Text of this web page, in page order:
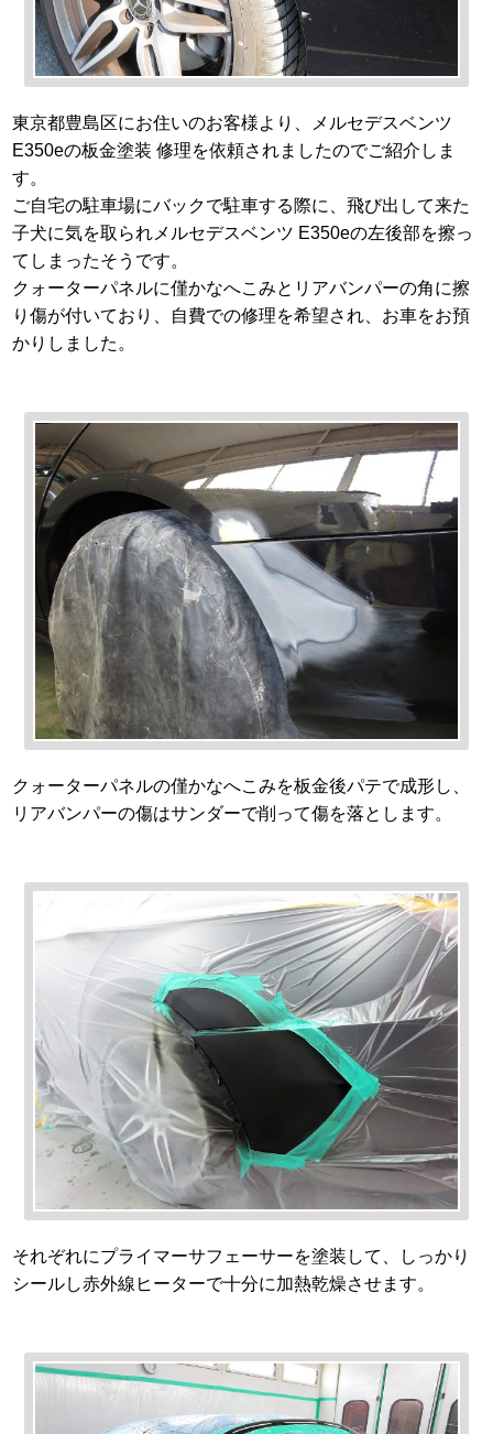
東京都豊島区にお住いのお客様より、メルセデスベンツ
E350eの板金塗装 修理を依頼されましたのでご紹介しま
す。
ご自宅の駐車場にバックで駐車する際に、飛び出して来た
子犬に気を取られメルセデスベンツ E350eの左後部を擦っ
てしまったそうです。
クォーターパネルに僅かなへこみとリアバンパーの角に擦
り傷が付いており、自費での修理を希望され、お車をお預
かりしました。
クォーターパネルの僅かなへこみを板金後パテで成形し、
リアバンパーの傷はサンダーで削って傷を落とします。
それぞれにプライマーサフェーサーを塗装して、しっかり
シールし赤外線ヒーターで十分に加熱乾燥させます。